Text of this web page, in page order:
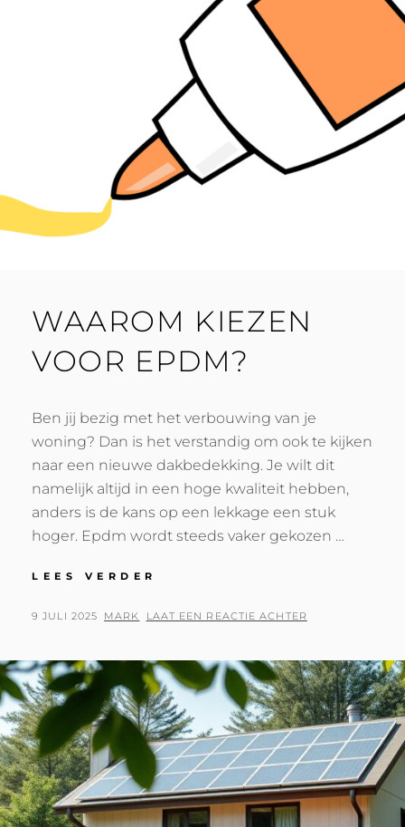
WAAROM KIEZEN
VOOR EPDM?
Ben jij bezig met het verbouwing van je
woning? Dan is het verstandig om ook te kijken
naar een nieuwe dakbedekking. Je wilt dit
namelijk altijd in een hoge kwaliteit hebben,
anders is de kans op een lekkage een stuk
hoger. Epdm wordt steeds vaker gekozen …
LEES VERDER
VOOR
GEPLAATST
9 JULI 2025 BY
MARK LAAT EEN REACTIE ACHTER